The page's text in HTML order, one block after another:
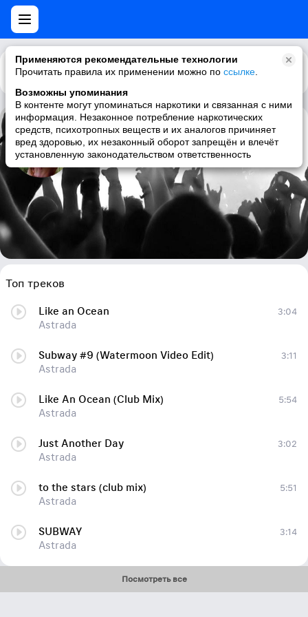
Применяются рекомендательные технологии
Прочитать правила их применении можно по ссылке
Возможны упоминания
В контенте могут упоминаться наркотики и связанная с ними
информация. Незаконное потребление наркотических
средств, психотропных веществ и их аналогов причиняет
вред здоровью, их незаконный оборот запрещён и влечёт
установленную законодательством ответственность
Каталог Рекомендации
Astrada
dance, trance, vocal trance, hands up
Топ треков
Like an Ocean
Astrada
3:04
Subway #9 (Watermoon Video Edit)
Astrada
3:11
Like An Ocean (Club Mix)
Astrada
5:54
Just Another Day
Astrada
3:02
to the stars (club mix)
Astrada
5:51
SUBWAY
Astrada
3:14
Посмотреть все